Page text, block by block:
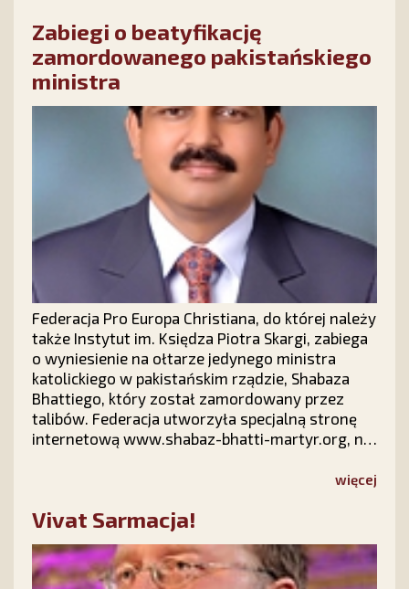
ludzie protestowali przeciw przyjęciu ustawy o
tzw. małżeństwach osób tej samej płci.
Zabiegi o beatyfikację
zamordowanego pakistańskiego
ministra
Federacja Pro Europa Christiana, do której należy
także Instytut im. Księdza Piotra Skargi, zabiega
o wyniesienie na ołtarze jedynego ministra
katolickiego w pakistańskim rządzie, Shabaza
Bhattiego, który został zamordowany przez
talibów. Federacja utworzyła specjalną stronę
internetową www.shabaz-bhatti-martyr.org, na
ministra Bhattiego, pakistańskiego męczennika
więcej
Vivat Sarmacja!